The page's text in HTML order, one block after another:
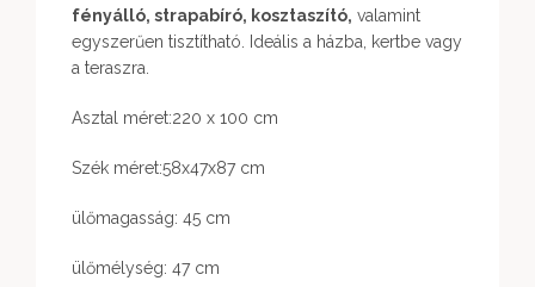
fényálló, strapabíró, kosztaszító, valamint
egyszerűen tisztítható. Ideális a házba, kertbe vagy
a teraszra.
Asztal méret:220 x 100 cm
Szék méret:58x47x87 cm
ülőmagasság: 45 cm
ülőmélység: 47 cm